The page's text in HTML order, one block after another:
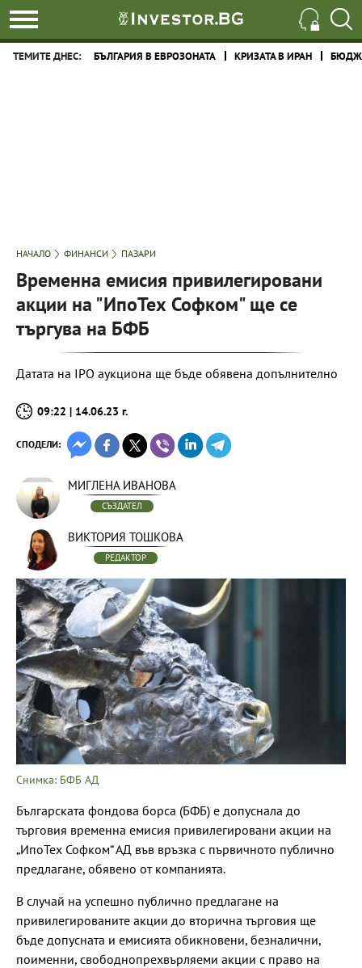
ТЕМИТЕ ДНЕС: БЪЛГАРИЯ В ЕВРОЗОНАТА КРИЗАТА В ИРАН
НАЧАЛО ФИНАНСИ ПАЗАРИ
Временна емисия привилегировани
акции на "ИпоТех Софком" ще се
търгува на БФБ
Датата на IPO аукциона ще бъде обявена допълнително
09:22 | 14.06.23 г.
СПОДЕЛИ:
МИГЛЕНА ИВАНОВА
СЪЗДАТЕЛ
ВИКТОРИЯ ТОШКОВА
РЕДАКТОР
Снимка: БФБ АД
Българската фондова борса (БФБ) е допуснала до
търговия временна емисия привилегировани акции на
„ИпоТех Софком“ АД във връзка с първичното публично
предлагане, обявено от компанията.
В случай на успешно публично предлагане на
привилегированите акции до вторична търговия ще
бъде допусната и емисията обикновени, безналични,
поименни, свободнопрехвърляеми акции с право на